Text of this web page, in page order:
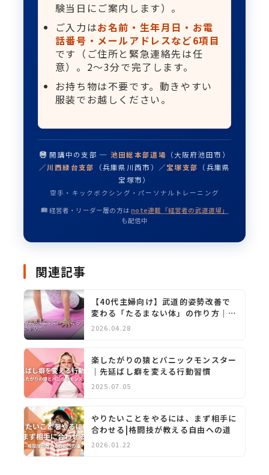
験当日にご案内します）。
ご入力はお名前・生年月日・お電
話番号・メールアドレスなど6項目
です（ご住所と緊急連絡先は任
意）。2〜3分で完了します。
お持ち物は不要です。動きやすい
服装でお越しください。
開講中の支部 ─ 池田総本部道場 （大阪府池田市）
／川西緑台支部 （兵庫県川西市）／宝塚支部
（兵庫県
宝塚市）
空手・キックボクシング・パーソナルトレーニング
経営者・リーダー層の方はnote連載「経営者の武道道場」
も配信中
関連記事
【40代主婦向け】武道的姿勢改善で
変わる「たるまない体」の作り方｜池
田駅近の道場が解説
2026.04.28
楽したがりの猿とパニックモンスター
｜先延ばし癖を変える行動習慣
2025.07.05
やりたいことをやるには、まず相手に
合わせる|格闘技が教える自由への道
2026.01.22